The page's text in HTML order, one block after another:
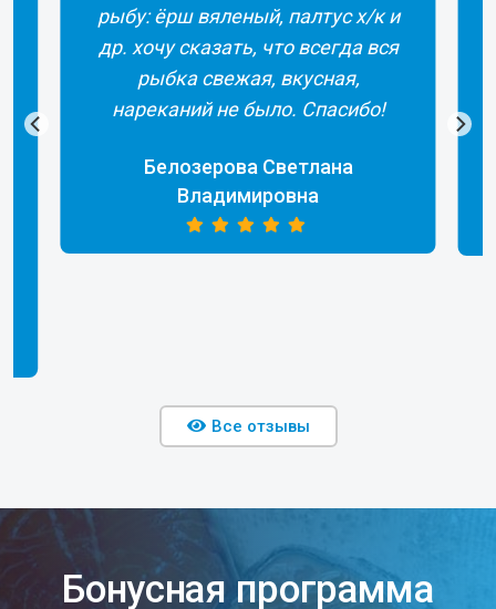
вяленый, палтус х/к и
что всегда вся
свежая, вкусная,
не было. Спасибо!
Светлана
прекрасный
из другой
Сотрудники
продукции.
Все отзывы
Бонусная программа